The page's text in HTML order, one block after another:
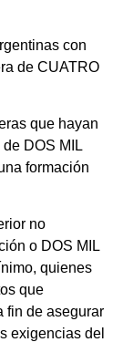
con
de CUATRO
que hayan
DOS MIL
formación
no
o DOS MIL
quienes
que
fin de asegurar
exigencias del